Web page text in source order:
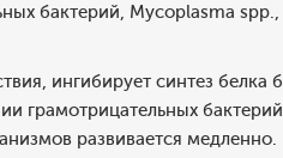
бактерий, Mycoplasma
ингибирует синтез белка
грамотрицательных
развивается медленно.